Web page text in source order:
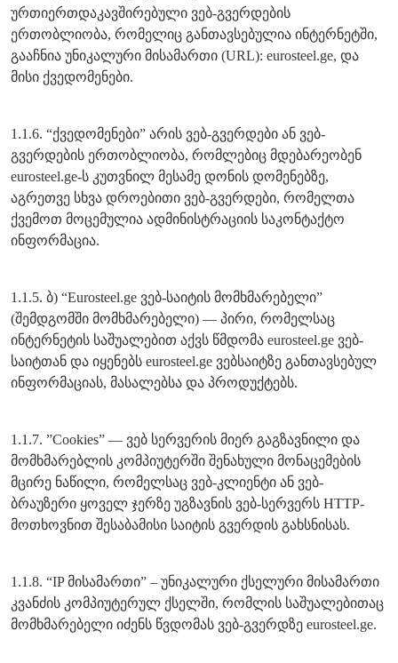
ურთიერთდაკავშირებული ვებ-გვერდების
ერთობლიობა, რომელიც განთავსებულია ინტერნეტში,
გააჩნია უნიკალური მისამართი (URL): eurosteel.ge, და
მისი ქვედომენები.
1.1.6. “ქვედომენები” არის ვებ-გვერდები ან ვებ-
გვერდების ერთობლიობა, რომლებიც მდებარეობენ
eurosteel.ge-ს კუთვნილ მესამე დონის დომენებზე,
აგრეთვე სხვა დროებითი ვებ-გვერდები, რომელთა
ქვემოთ მოცემულია ადმინისტრაციის საკონტაქტო
ინფორმაცია.
1.1.5. ბ) “Eurosteel.ge ვებ-საიტის მომხმარებელი”
(შემდგომში მომხმარებელი) — პირი, რომელსაც
ინტერნეტის საშუალებით აქვს წმდომა eurosteel.ge ვებ-
საიტთან და იყენებს eurosteel.ge ვებსაიტზე განთავსებულ
ინფორმაციას, მასალებსა და პროდუქტებს.
1.1.7. ”Cookies” — ვებ სერვერის მიერ გაგზავნილი და
მომხმარებლის კომპიუტერში შენახული მონაცემების
მცირე ნაწილი, რომელსაც ვებ-კლიენტი ან ვებ-
ბრაუზერი ყოველ ჯერზე უგზავნის ვებ-სერვერს HTTP-
მოთხოვნით შესაბამისი საიტის გვერდის გახსნისას.
1.1.8. “IP მისამართი” – უნიკალური ქსელური მისამართი
კვანძის კომპიუტერულ ქსელში, რომლის საშუალებითაც
მომხმარებელი იძენს წვდომას ვებ-გვერდზე eurosteel.ge.